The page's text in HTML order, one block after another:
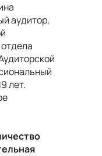
аудитор,
лет.